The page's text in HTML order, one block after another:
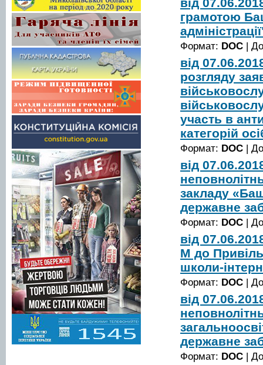
грамотою
Формат: DOC |
від
розгляду
участь в
категорій
Формат: DOC |
від
закладу
державне
Формат: DOC |
від
М до
школи-
Формат: DOC |
від
державне
Формат: DOC |